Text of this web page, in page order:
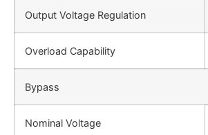
Output Voltage Regulation
Overload Capability
Bypass
Nominal Voltage